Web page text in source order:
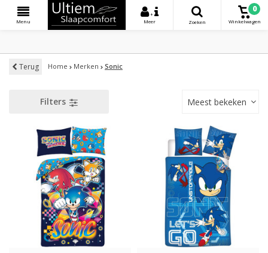
Menu
+
Meer
Zoeken
0
Winkelwagen
Terug Home Merken Sonic
Filters Meest bekeken